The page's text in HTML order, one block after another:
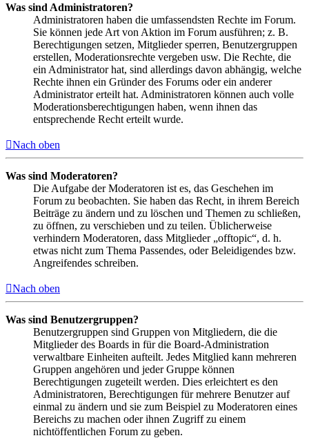
Was sind Administratoren?
Administratoren haben die umfassendsten Rechte im Forum.
Sie können jede Art von Aktion im Forum ausführen; z. B.
Berechtigungen setzen, Mitglieder sperren, Benutzergruppen
erstellen, Moderationsrechte vergeben usw. Die Rechte, die
ein Administrator hat, sind allerdings davon abhängig, welche
Rechte ihnen ein Gründer des Forums oder ein anderer
Administrator erteilt hat. Administratoren können auch volle
Moderationsberechtigungen haben, wenn ihnen das
entsprechende Recht erteilt wurde.
Nach oben
Was sind Moderatoren?
Die Aufgabe der Moderatoren ist es, das Geschehen im
Forum zu beobachten. Sie haben das Recht, in ihrem Bereich
Beiträge zu ändern und zu löschen und Themen zu schließen,
zu öffnen, zu verschieben und zu teilen. Üblicherweise
verhindern Moderatoren, dass Mitglieder „offtopic“, d. h.
etwas nicht zum Thema Passendes, oder Beleidigendes bzw.
Angreifendes schreiben.
Nach oben
Was sind Benutzergruppen?
Benutzergruppen sind Gruppen von Mitgliedern, die die
Mitglieder des Boards in für die Board-Administration
verwaltbare Einheiten aufteilt. Jedes Mitglied kann mehreren
Gruppen angehören und jeder Gruppe können
Berechtigungen zugeteilt werden. Dies erleichtert es den
Administratoren, Berechtigungen für mehrere Benutzer auf
einmal zu ändern und sie zum Beispiel zu Moderatoren eines
Bereichs zu machen oder ihnen Zugriff zu einem
nichtöffentlichen Forum zu geben.